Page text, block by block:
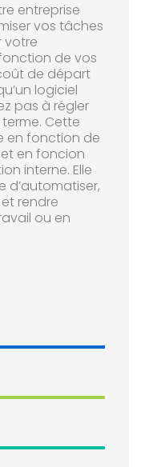
entreprise
vos tâches
votre
de vos
de départ
logiciel
pas à régler
Cette
en fonction de
en foncion
interne. Elle
d’automatiser,
rendre
ou en